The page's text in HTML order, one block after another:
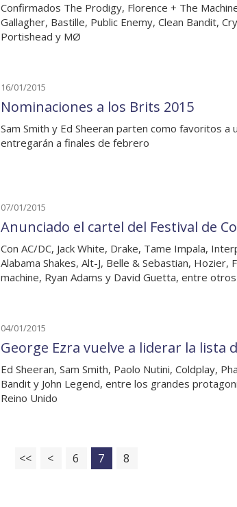
Confirmados The Prodigy, Florence + The
Gallagher, Bastille, Public Enemy, Clean Bandit,
Portishead y MØ
16/01/2015
Nominaciones a los Brits 2015
Sam Smith y Ed Sheeran parten como favoritos a
entregarán a finales de febrero
07/01/2015
Anunciado el cartel del Festival de
Con AC/DC, Jack White, Drake, Tame Impala,
Alabama Shakes, Alt-J, Belle & Sebastian, Hozier,
machine, Ryan Adams y David Guetta, entre otros
04/01/2015
George Ezra vuelve a liderar la lista
Ed Sheeran, Sam Smith, Paolo Nutini, Coldplay,
Bandit y John Legend, entre los grandes
Reino Unido
<< < 6 7 8